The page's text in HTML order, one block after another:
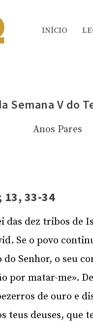
INÍCIO
Semana V do
Anos Pares
33-34
das dez tribos de
Se o povo
Senhor, o seu
por matar-me».
de ouro e
teus deuses, que